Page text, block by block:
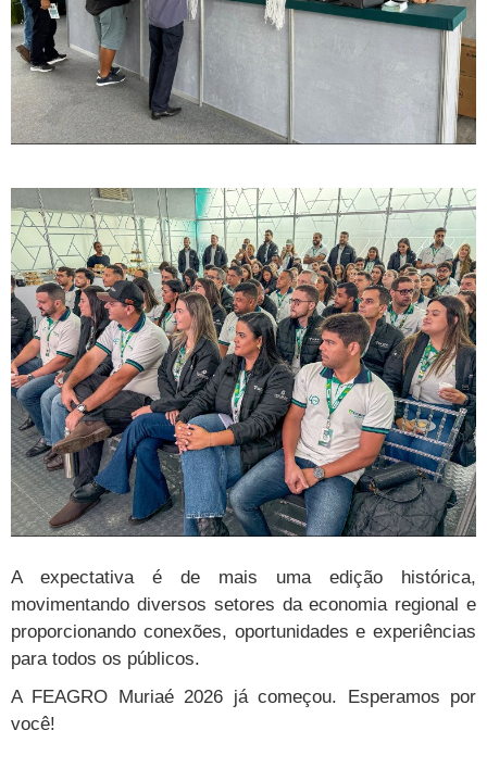
A expectativa é de mais uma edição histórica,
movimentando diversos setores da economia regional e
proporcionando conexões, oportunidades e experiências
para todos os públicos.
A FEAGRO Muriaé 2026 já começou. Esperamos por
você!